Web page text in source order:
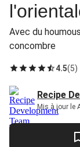
Avec du
concombre
4.5(5)
Recipe
Mis à jour le